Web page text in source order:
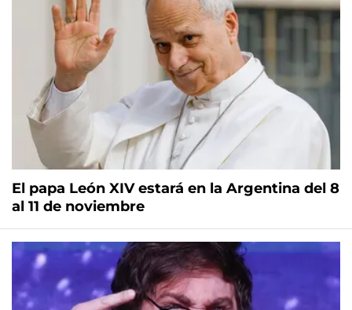
El papa León XIV estará en la Argentina del 8
al 11 de noviembre